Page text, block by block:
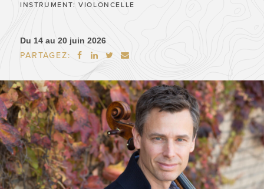
INSTRUMENT: VIOLONCELLE
Du 14 au 20 juin 2026
PARTAGEZ:    